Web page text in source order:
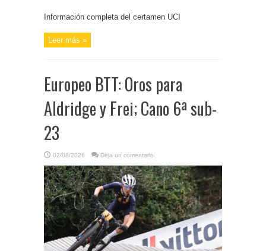
Información completa del certamen UCI
Leer más »
Europeo BTT: Oros para
Aldridge y Frei; Cano 6ª sub-
23
02/08/2026 Deja un comentario